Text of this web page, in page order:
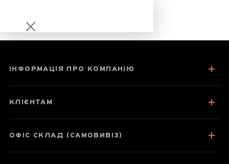
Паспорт улуну
ІНФОРМАЦІЯ ПРО КОМПАНІЮ
КЛІЄНТАМ
ОФІС СКЛАД (САМОВИВІЗ)